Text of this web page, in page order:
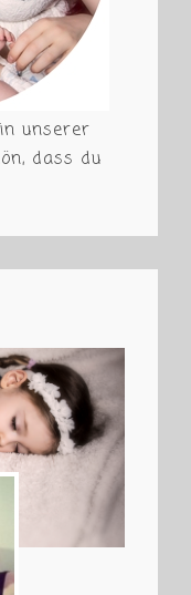
unserer
dass du